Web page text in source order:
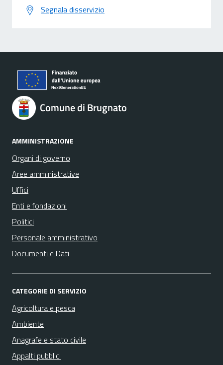
Segnala disservizio
Comune di Brugnato
AMMINISTRAZIONE
Organi di governo
Aree amministrative
Uffici
Enti e fondazioni
Politici
Personale amministrativo
Documenti e Dati
CATEGORIE DI SERVIZIO
Agricoltura e pesca
Ambiente
Anagrafe e stato civile
Appalti pubblici